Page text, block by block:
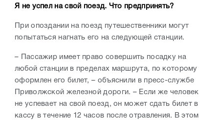
Я не успел на свой поезд. Что предпринять?
При опоздании на поезд путешественники могут
попытаться нагнать его на следующей станции.
– Пассажир имеет право совершить посадку на
любой станции в пределах маршрута, по которому
оформлен его билет, – объяснили в пресс-службе
Приволжской железной дороги. – Если же человек
не успевает на свой поезд, он может сдать билет в
кассу в течение 12 часов после отравления. В этом